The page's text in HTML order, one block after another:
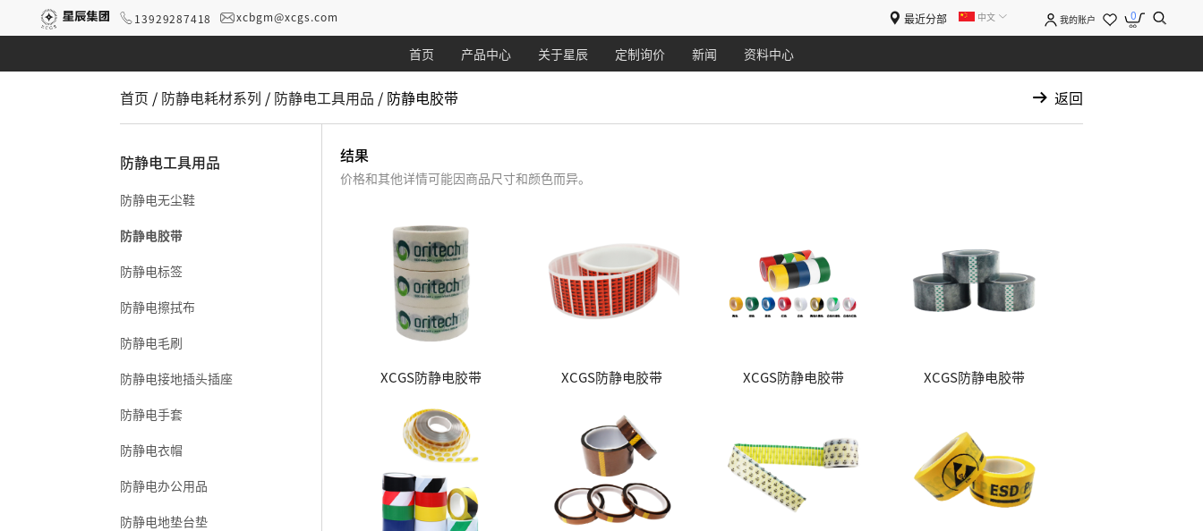
13929287418 xcbgm@xcgs.com
首页 产品中心 关于星辰 定制询价 新闻 资料中心
最近分部 中文 我的账户 0
首页 / 防静电耗材系列 / 防静电工具用品 / 防静电胶带 返回
防静电工具用品
防静电无尘鞋
防静电胶带
防静电标签
防静电擦拭布
防静电毛刷
防静电接地插头插座
防静电手套
防静电衣帽
防静电办公用品
防静电地垫台垫
结果
价格和其他详情可能因商品尺寸和颜色而异。
XCGS防静电胶带 XCGS防静电胶带 XCGS防静电胶带 XCGS防静电胶带